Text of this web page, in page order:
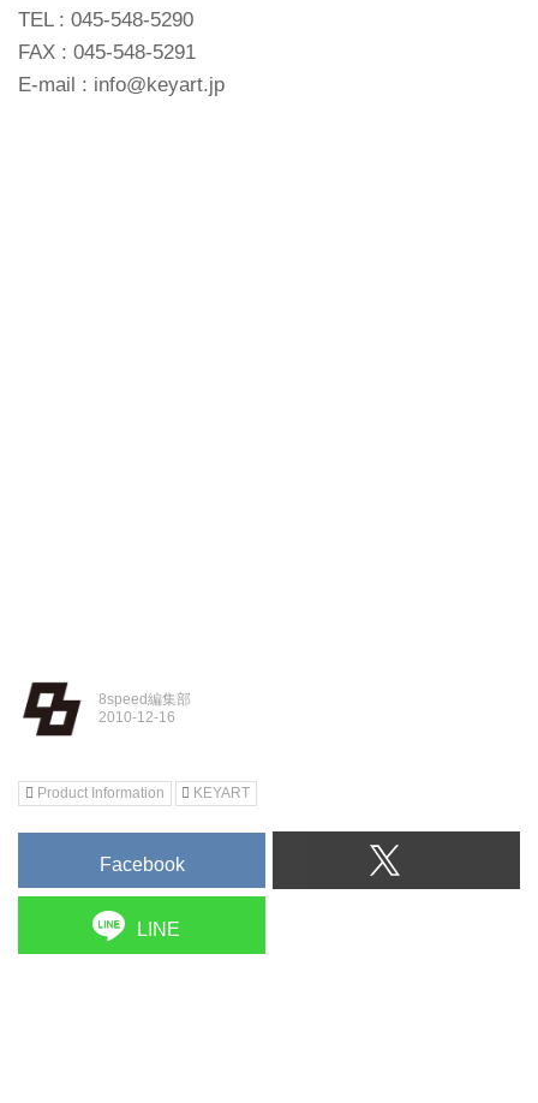
TEL : 045-548-5290
FAX : 045-548-5291
E-mail : info@keyart.jp
8speed編集部
Product Information KEYART
Facebook
LINE